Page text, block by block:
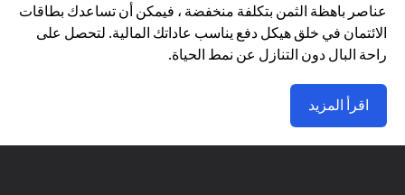
عناصر باهظة الثمن بتكلفة منخفضة ، فيمكن أن تساعدك بطاقات
الائتمان في خلق هيكل دفع يناسب عاداتك المالية. لتحصل على
راحة البال دون التنازل عن نمط الحياة.
اقرأ المزيد